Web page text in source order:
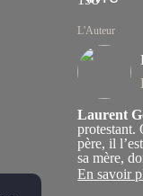
L'Auteur
Laurent
protestant.
père, il
sa mère,
maison,
culinaires...
En savoir